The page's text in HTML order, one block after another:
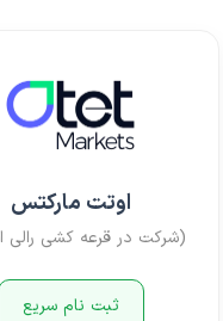
اوتت مارکتس
(شرکت در قرعه کشی رالی
ثبت نام سریع